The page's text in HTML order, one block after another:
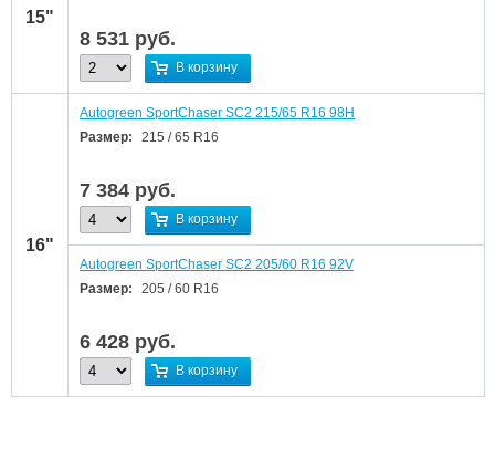
15"
8 531 руб.
В корзину
16"
Autogreen SportChaser SC2 215/65 R16 98H
Размер:
215 / 65 R16
7 384 руб.
В корзину
Autogreen SportChaser SC2 205/60 R16 92V
Размер:
205 / 60 R16
6 428 руб.
В корзину